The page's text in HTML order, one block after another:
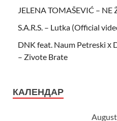
JELENA TOMAŠEVIĆ – NE
S.A.R.S. – Lutka (Official
DNK feat. Naum Petreski х
– Zivote Brate
КАЛЕНДАР